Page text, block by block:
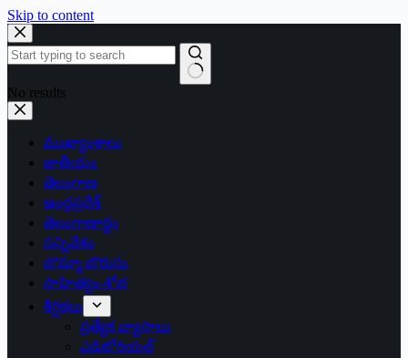
Skip to content
No results
ముఖ్యాంశాలు
జాతీయం
తెలంగాణ
ఆంధ్రప్రదేశ్
తెలంగాణార్థం
సన్నివేశం
బొమ్మా బొరుసు
సాహిత్యం-శోభ
శీర్షికలు
ప్రత్యేక వ్యాసాలు
ఎడిటోరియల్